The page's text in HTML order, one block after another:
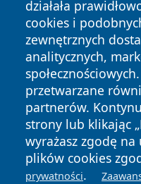
działała
cookies i
zewnętrznych
analitycznych,
przetwarzane
partnerów.
strony lub klikając
wyrażasz zgodę
plików cookies
prywatności.
Copyright © 2026
zastrzeżone.
News Autorzy